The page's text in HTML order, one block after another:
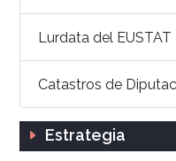
Lurdata del EUSTAT
Catastros de
Estrategia